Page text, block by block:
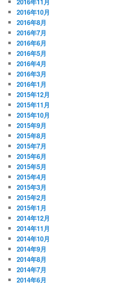
2016年11月
2016年10月
2016年8月
2016年7月
2016年6月
2016年5月
2016年4月
2016年3月
2016年1月
2015年12月
2015年11月
2015年10月
2015年9月
2015年8月
2015年7月
2015年6月
2015年5月
2015年4月
2015年3月
2015年2月
2015年1月
2014年12月
2014年11月
2014年10月
2014年9月
2014年8月
2014年7月
2014年6月